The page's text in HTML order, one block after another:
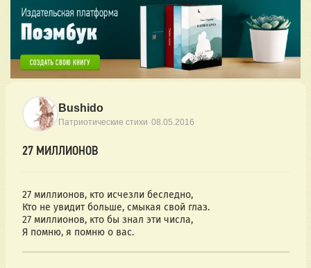
Bushido
Патриотические стихи ·08.05.2016
27 МИЛЛИОНОВ
27 миллионов, кто исчезли беследно,
Кто не увидит больше, смыкая свой глаз.
27 миллионов, кто бы знал эти числа,
Я помню, я помню о вас.